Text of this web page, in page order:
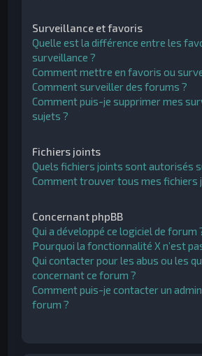
Surveillance et favoris
Quelle est la différence entre les
surveillance ?
Comment mettre en favoris ou
Comment surveiller des forums ?
Comment puis-je supprimer mes
sujets ?
Fichiers joints
Quels fichiers joints sont autorisés
Comment trouver tous mes fichiers
Concernant phpBB
Qui a développé ce logiciel de forum
Pourquoi la fonctionnalité X n’est
Qui contacter pour les abus ou les
concernant ce forum ?
Comment puis-je contacter un
forum ?